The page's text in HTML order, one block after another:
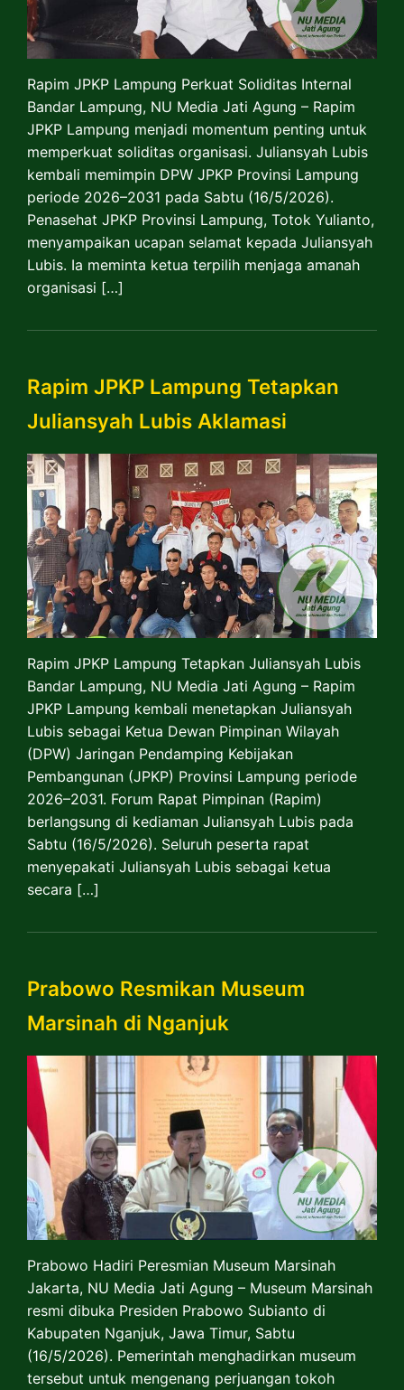
Rapim JPKP Lampung Perkuat Soliditas Internal
Bandar Lampung, NU Media Jati Agung – Rapim
JPKP Lampung menjadi momentum penting untuk
memperkuat soliditas organisasi. Juliansyah Lubis
kembali memimpin DPW JPKP Provinsi Lampung
periode 2026–2031 pada Sabtu (16/5/2026).
Penasehat JPKP Provinsi Lampung, Totok Yulianto,
menyampaikan ucapan selamat kepada Juliansyah
Lubis. Ia meminta ketua terpilih menjaga amanah
organisasi […]
Rapim JPKP Lampung Tetapkan
Juliansyah Lubis Aklamasi
Rapim JPKP Lampung Tetapkan Juliansyah Lubis
Bandar Lampung, NU Media Jati Agung – Rapim
JPKP Lampung kembali menetapkan Juliansyah
Lubis sebagai Ketua Dewan Pimpinan Wilayah
(DPW) Jaringan Pendamping Kebijakan
Pembangunan (JPKP) Provinsi Lampung periode
2026–2031. Forum Rapat Pimpinan (Rapim)
berlangsung di kediaman Juliansyah Lubis pada
Sabtu (16/5/2026). Seluruh peserta rapat
menyepakati Juliansyah Lubis sebagai ketua
secara […]
Prabowo Resmikan Museum
Marsinah di Nganjuk
Prabowo Hadiri Peresmian Museum Marsinah
Jakarta, NU Media Jati Agung – Museum Marsinah
resmi dibuka Presiden Prabowo Subianto di
Kabupaten Nganjuk, Jawa Timur, Sabtu
(16/5/2026). Pemerintah menghadirkan museum
tersebut untuk mengenang perjuangan tokoh